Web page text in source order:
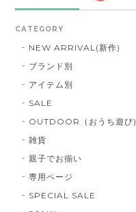
CATEGORY
NEW ARRIVAL(新作)
ブランド別
アイテム別
SALE
OUTDOOR（おうち遊び)
雑貨
親子でお揃い
専用ページ
SPECIAL SALE